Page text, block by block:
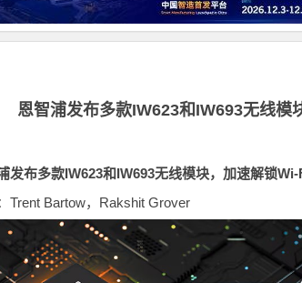
恩智浦发布多款IW623和IW693无线模
发布多款IW623和IW693无线模块，加速解锁
Trent Bartow，Rakshit Grover